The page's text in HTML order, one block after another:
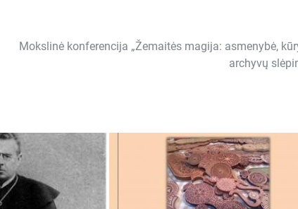
Mokslinė konferencija „Žemaitės magija: asmenybė,
archyvų